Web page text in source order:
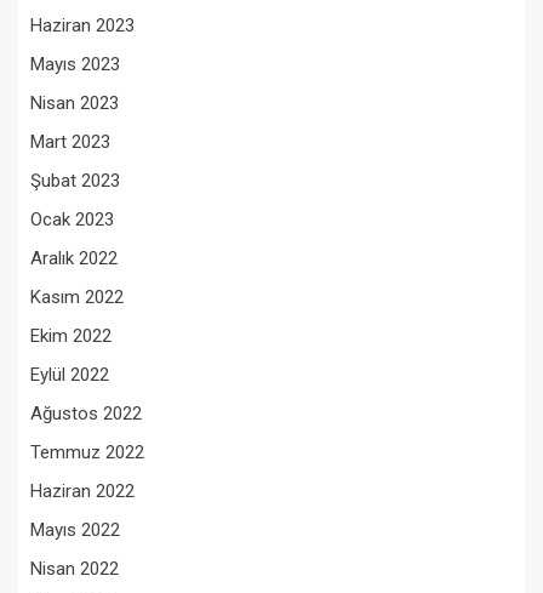
Haziran 2023
Mayıs 2023
Nisan 2023
Mart 2023
Şubat 2023
Ocak 2023
Aralık 2022
Kasım 2022
Ekim 2022
Eylül 2022
Ağustos 2022
Temmuz 2022
Haziran 2022
Mayıs 2022
Nisan 2022